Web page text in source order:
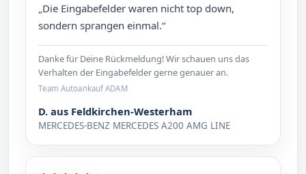
„Die Eingabefelder waren nicht top down,
sondern sprangen einmal.“
Danke für Deine Rückmeldung! Wir schauen uns das
Verhalten der Eingabefelder gerne genauer an.
Team Autoankauf ADAM
D. aus Feldkirchen-Westerham
MERCEDES-BENZ MERCEDES A200 AMG LINE